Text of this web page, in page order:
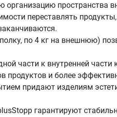
пространства
переставлять
по 4 кг на внешнюю)
части к внутренней части
и более
придают изделиям
гарантируют